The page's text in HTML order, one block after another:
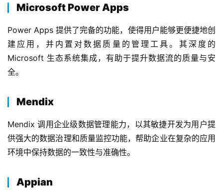
最
活
动
解
Microsoft Power Apps
Power Apps 提供了完备的功能，使得用户能够更便捷地创
建应用，并内置对数据质量的管理工具。其深度的
Microsoft 生态系统集成，有助于提升数据流的质量与安
全。
Mendix
Mendix 调用企业级数据管理能力，以其敏捷开发为用户提
供强大的数据治理和质量监控功能，帮助企业在复杂的应用
环境中保持数据的一致性与准确性。
Appian